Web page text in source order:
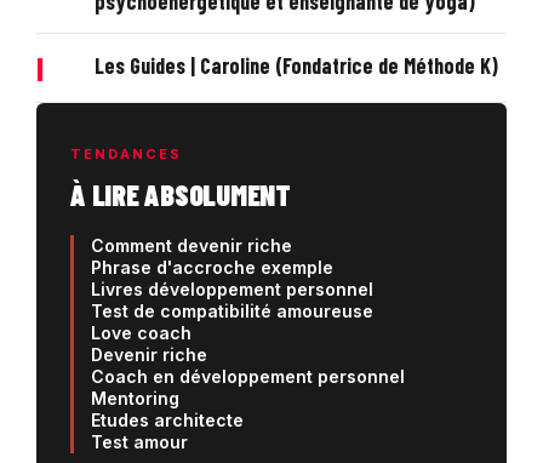
| Les Guides | Caroline (Fondatrice de Méthode K)
TENDANCES
À LIRE ABSOLUMENT
Comment devenir riche
Phrase d'accroche exemple
Livres développement personnel
Test de compatibilité amoureuse
Love coach
Devenir riche
Coach en développement personnel
Mentoring
Etudes architecte
Test amour